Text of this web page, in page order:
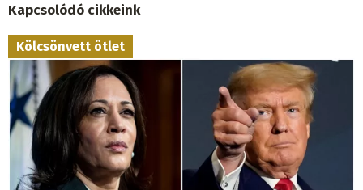
Kapcsolódó cikkeink
Kölcsönvett ötlet